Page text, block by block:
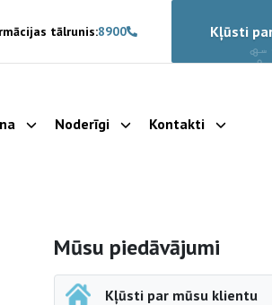
tālrunis:8900 Kļūsti
Parādīt apakšizvēlni
Noderīgi Parādīt apakšizvēlni
Kontakti Parādīt
Sāna navigācija
Mūsu piedāvājumi
Kļūsti par mūsu klientu